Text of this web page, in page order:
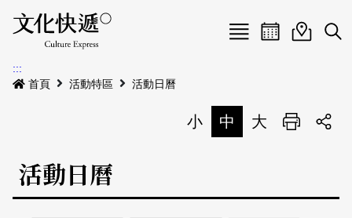
Menu
最新公告
本期專題
活動特區
活動日曆活動地圖
展
:::
首頁
活動特區 活動日曆
小 中 大 列印
活動日曆